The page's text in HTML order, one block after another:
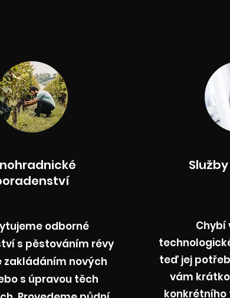
odborné
s pěstováním révy
zakládáním nových
s úpravou těch
Chybí
teď jej
vám